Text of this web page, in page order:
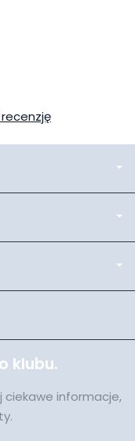
klubu.
ciekawe informacje,